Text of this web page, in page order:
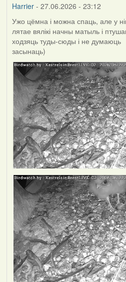
Harrier- 27.06.2026 - 23:12
Ужо цёмна і можна спаць, але у
лятае вялікі начны матыль і
ходзяць туды-сюды і не думаюць
засынаць)